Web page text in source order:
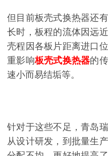
但目前板壳式换热器还
长时，板程的流体因远
壳程因各板片距离进口
重影响板壳式换热器的
速小而易结垢等。
针对于这些不足，青岛
从设计研发，到批量生